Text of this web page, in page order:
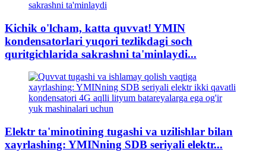
Kichik o'lcham, katta quvvat! YMIN
kondensatorlari yuqori tezlikdagi soch
quritgichlarida sakrashni ta'minlaydi...
Elektr ta'minotining tugashi va uzilishlar bilan
xayrlashing: YMINning SDB seriyali elektr...